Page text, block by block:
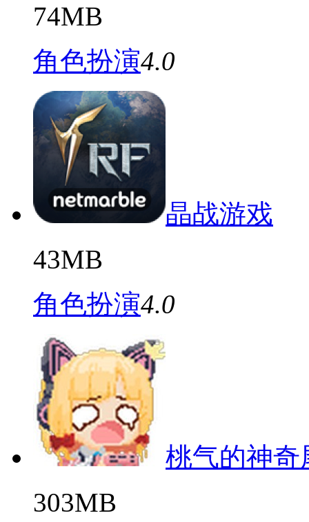
74MB
角色扮演4.0
晶战游戏
43MB
角色扮演4.0
桃气的神奇
303MB